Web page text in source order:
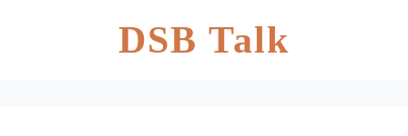
DSB Talk